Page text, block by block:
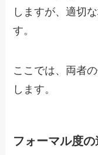
しますが、適切
す。
ここでは、両者
します。
フォーマル度の